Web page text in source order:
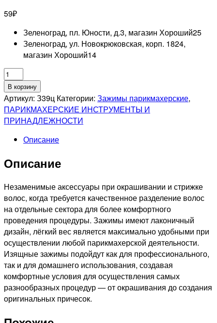
59₽
Зеленоград, пл. Юности, д.3, магазин Хороший25
Зеленоград, ул. Новокрюковская, корп. 1824,
магазин Хороший14
Количество
товара
Зажим
для
волос
Бабочка"
В корзину
Артикул: З39ц Категории: Зажимы парикмахерские,
ПАРИКМАХЕРСКИЕ ИНСТРУМЕНТЫ И
ПРИНАДЛЕЖНОСТИ
Описание
Описание
Незаменимые аксессуары при окрашивании и стрижке
волос, когда требуется качественное разделение волос
на отдельные сектора для более комфортного
проведения процедуры. Зажимы имеют лаконичный
дизайн, лёгкий вес является максимально удобными при
осуществлении любой парикмахерской деятельности.
Изящные зажимы подойдут как для профессионального,
так и для домашнего использования, создавая
комфортные условия для осуществления самых
разнообразных процедур — от окрашивания до создания
оригинальных причесок.